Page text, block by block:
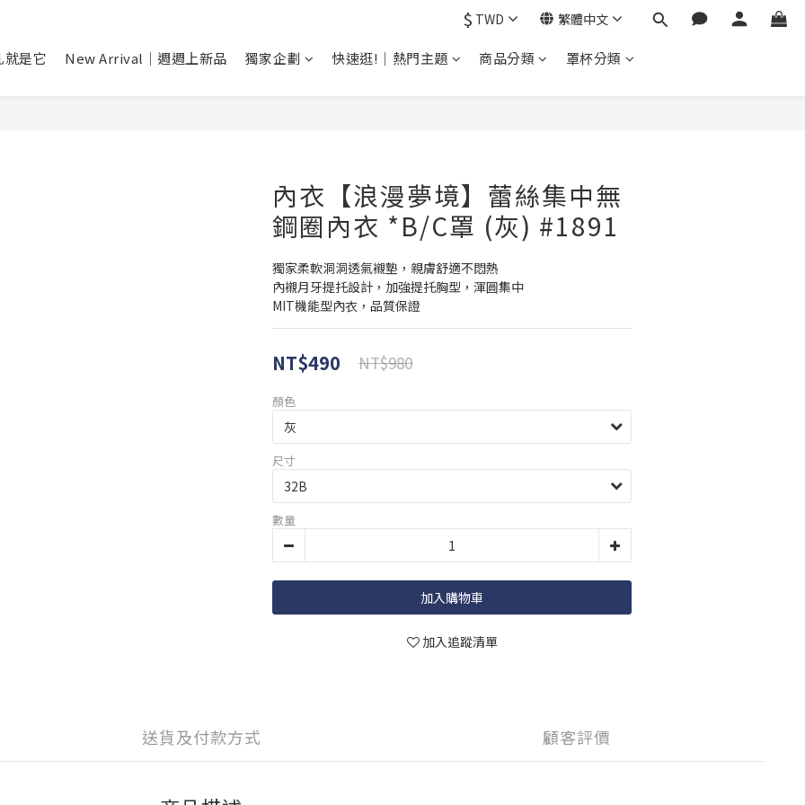
$ TWD 繁體中文
就是它 New Arrival｜週週上新品 獨家企劃 快速逛!｜熱門主題 商品分類 罩杯分類
內衣【浪漫夢境】蕾絲集中無
鋼圈內衣 *B/C罩 (灰) #1891
獨家柔軟洞洞透氣襯墊，親膚舒適不悶熱
內襯月牙提托設計，加強提托胸型，渾圓集中
MIT機能型內衣，品質保證
NT$490 NT$980
顏色
尺寸
數量
加入購物車
加入追蹤清單
送貨及付款方式 顧客評價